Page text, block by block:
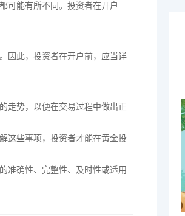
可能有所不同。投资者在开户
因此，投资者在开户前，应当详
走势，以便在交易过程中做出正
这些事项，投资者才能在黄金投
准确性、完整性、及时性或适用